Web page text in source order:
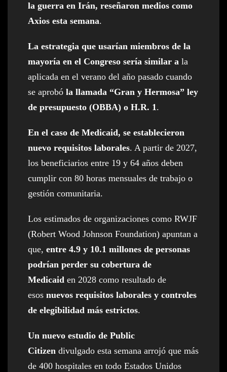
la guerra en Irán, reseñaron medios como
Axios esta semana.
La estrategia que usarían miembros de la
mayoría en el Congreso sería similar a la
aplicada en el verano del año pasado cuando
se aprobó la llamada “Gran y Hermosa” ley
de presupuesto (OBBA) o H.R. 1.
En el caso de Medicaid, se establecieron
nuevo requisitos laborales. A partir de 2027,
los beneficiarios entre 19 y 64 años deben
cumplir con 80 horas mensuales de trabajo o
gestión comunitaria.
Los estimados de organizaciones como RWJF
(Robert Wood Johnson Foundation) apuntan a
que, entre 4.9 y 10.1 millones de personas
podrían perder su cobertura de
Medicaid en 2028 como resultado de
esos nuevos requisitos laborales y controles
de elegibilidad más estrictos.
Un nuevo estudio de Public
Citizen divulgado esta semana arrojó que más
de 400 hospitales en todo Estados Unidos